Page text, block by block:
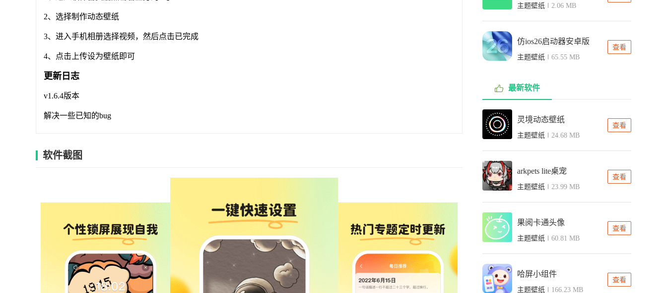
2、选择制作动态壁纸
3、进入手机相册选择视频，然后点击已完成
4、点击上传设为壁纸即可
更新日志
v1.6.4版本
解决一些已知的bug
软件截图
主题壁纸 2.06 MB
仿ios26启动器安卓版
主题壁纸 65.55 MB
查看
最新软件
灵境动态壁纸
主题壁纸 24.68 MB
查看
arkpets lite桌宠
主题壁纸 23.99 MB
查看
果阅卡通头像
主题壁纸 60.81 MB
查看
哈屏小组件
主题壁纸 166.23 MB
查看